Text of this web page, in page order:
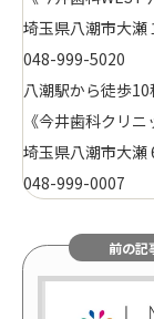
埼玉県八潮市大瀬
048-999-5020
八潮駅から徒歩
《今井歯科クリニ
埼玉県八潮市大瀬
048-999-0007
前の記